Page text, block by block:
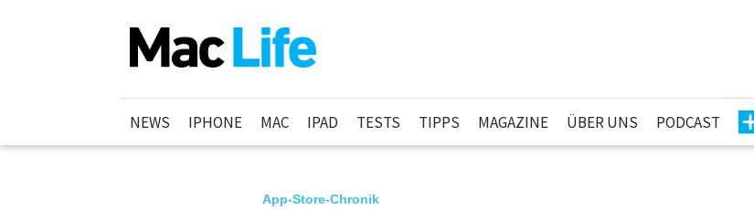
NEWS IPHONE MAC IPAD TESTS TIPPS MAGAZINE ÜBER UNS PODCAST
App-Store-Chronik